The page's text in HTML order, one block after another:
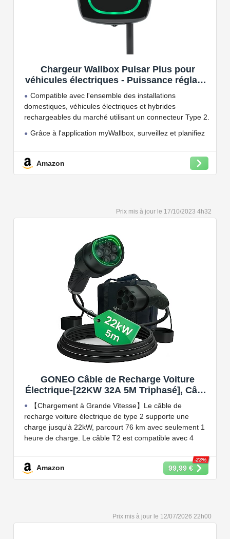
Chargeur Wallbox Pulsar Plus pour
véhicules électriques - Puissance réglable
jusqu'à 7.4 KW, câble de Charge Type 2,
Wi-FI et Bluetooth, OCPP
Compatible avec l'ensemble des installations
domestiques, véhicules électriques et hybrides
rechargeables du marché utilisant un connecteur Type 2.
Grâce à l'application myWallbox, surveillez et planifiez
Convient à une installation à l'intérieur et à l'extérieur,
Capacité de charge à puissance réglable jusqu'à 22
kW. Câble de charge Type 2 de 5 ou 7 mètres de long.
Compatible avec tous les compteurs d'énergie Wallbox
permettant d'éviter les pannes de courant, les surprises
sur vos factures d'énergie et de charger votre VE avec
vos panneaux solaires.
Amazon
17/10/2023 4h32
GONEO Câble de Recharge Voiture
Électrique-[22KW 32A 5M Triphasé], Câble
Type 2 à Type 2 EV/PHEV, Câble T2 avec
Sac de Transport, Compatible avec Model
3/S/X/Y, e-208, ID.5, E-Tron, IONIQ 5, Zoe,
etc
【Chargement à Grande Vitesse】Le câble de
recharge voiture électrique de type 2 supporte une
charge jusqu'à 22kW, parcourt 76 km avec seulement 1
heure de charge. Le câble T2 est compatible avec 4
【Conception Sécurisée】Nos câbles type 2 vous
de recharge de type 1, CCS1, CHAdeMO et GB/T.
Amazon 99,99 €
-23%
12/07/2026 22h00